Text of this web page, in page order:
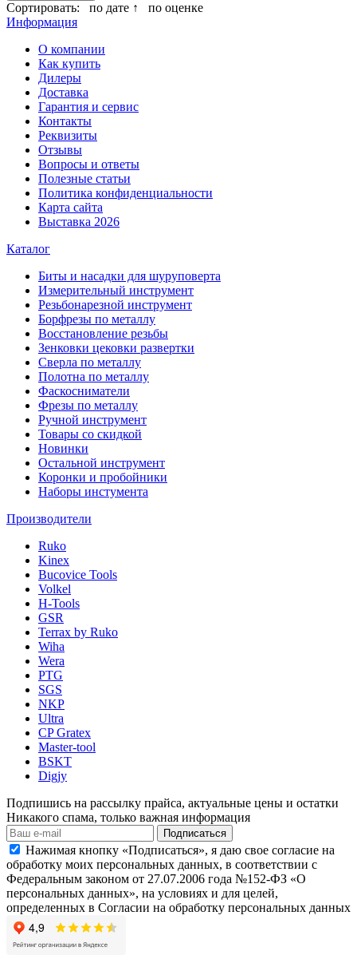
Сортировать: по дате ↑
по оценке
Информация
О компании
Как купить
Дилеры
Доставка
Гарантия и сервис
Контакты
Реквизиты
Отзывы
Вопросы и ответы
Полезные статьи
Политика конфиденциальности
Карта сайта
Выставка 2026
Каталог
Биты и насадки для шуруповерта
Измерительный инструмент
Резьбонарезной инструмент
Борфрезы по металлу
Восстановление резьбы
Зенковки цековки развертки
Сверла по металлу
Полотна по металлу
Фаскосниматели
Фрезы по металлу
Ручной инструмент
Товары со скидкой
Новинки
Остальной инструмент
Коронки и пробойники
Наборы инстумента
Производители
Ruko
Kinex
Bucovice Tools
Volkel
H-Tools
GSR
Terrax by Ruko
Wiha
Wera
PTG
SGS
NKP
Ultra
CP Gratex
Master-tool
BSKT
Digjy
Подпишись на рассылку прайса, актуальные цены и остатки
Никакого спама, только важная информация
Подписаться
Нажимая кнопку «Подписаться», я даю свое согласие на
обработку моих персональных данных, в соответствии с
Федеральным законом от 27.07.2006 года №152-ФЗ «О
персональных данных», на условиях и для целей,
определенных в Согласии на обработку персональных данных